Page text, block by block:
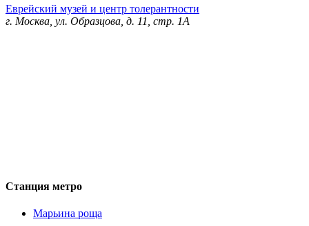
Еврейский музей и центр толерантности
г. Москва, ул. Образцова, д. 11, стр. 1А
Станция метро
Марьина роща